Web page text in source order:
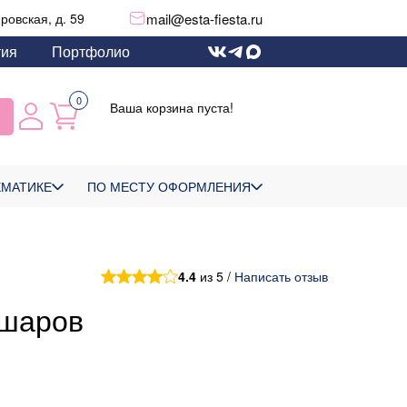
д. 59 mail@esta-fiesta.ru
Портфолио
0 Ваша корзина пуста!
ПО МЕСТУ ОФОРМЛЕНИЯ
4.4 из 5 / Написать отзыв